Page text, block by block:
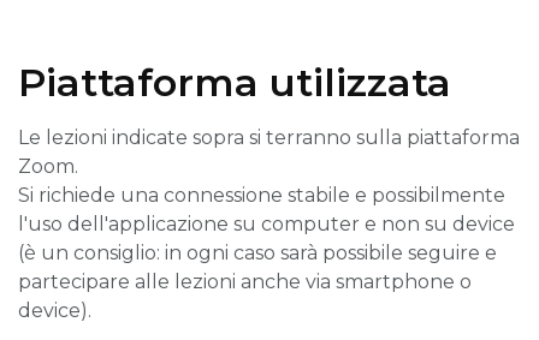
Piattaforma utilizzata
Le lezioni indicate sopra si terranno sulla piattaforma
Zoom.
Si richiede una connessione stabile e possibilmente
l'uso dell'applicazione su computer e non su device
(è un consiglio: in ogni caso sarà possibile seguire e
partecipare alle lezioni anche via smartphone o
device).